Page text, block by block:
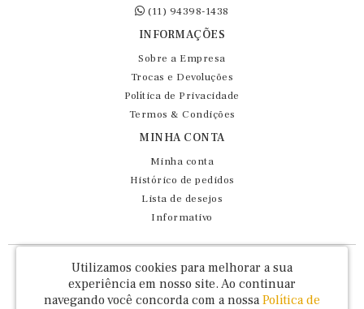
(11) 94398-1438
INFORMAÇÕES
Sobre a Empresa
Trocas e Devoluções
Política de Privacidade
Termos & Condições
MINHA CONTA
Minha conta
Histórico de pedidos
Lista de desejos
Informativo
Fernando Maluhy Cia Ltda - CNPJ: 60.458.825/0001-86
Rua Dr Euclydes da Cunha, 47 - Brás - São Paulo / SP - CEP 03016-030
Utilizamos cookies para melhorar a sua
experiência em nosso site. Ao continuar
navegando você concorda com a nossa Política de